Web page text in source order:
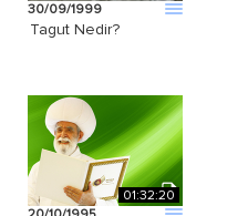
30/09/1999
Tagut Nedir?
01:32:20